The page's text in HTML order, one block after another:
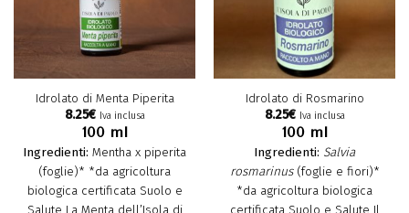
Idrolato di Menta Piperita
8.25€ Iva inclusa
100 ml
Ingredienti: Mentha x piperita
(foglie)* *da agricoltura
biologica certificata Suolo e
Idrolato di Rosmarino
8.25€ Iva inclusa
100 ml
Ingredienti: Salvia
rosmarinus(foglie e fiori)*
*da agricoltura biologica